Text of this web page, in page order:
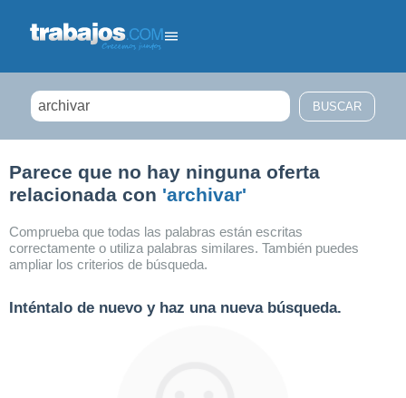
Parece que no hay ninguna oferta
relacionada con 'archivar'
Comprueba que todas las palabras están escritas
correctamente o utiliza palabras similares. También puedes
ampliar los criterios de búsqueda.
Inténtalo de nuevo y haz una nueva búsqueda.